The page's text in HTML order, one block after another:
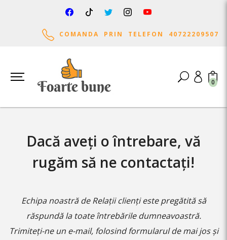
COMANDA PRIN TELEFON 40722209507
0
Dacă aveți o întrebare, vă
rugăm să ne contactați!
Echipa noastră de Relații clienți este pregătită să
răspundă la toate întrebările dumneavoastră.
Trimiteți-ne un e-mail, folosind formularul de mai jos și